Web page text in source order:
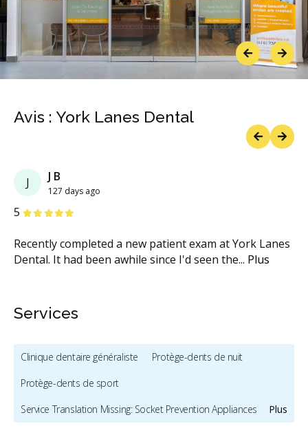
PreviousNext
Avis : York Lanes Dental
J J B
127 days ago
5 étoiles
Recently completed a new patient exam at York Lanes
Dental. It had been awhile since I'd seen the... Plus
étoiles
étoiles
étoiles
étoiles
Services
Plus
Clinique dentaire généraliste
Protège-dents de nuit
Protège-dents de sport
Service Translation Missing: Socket Prevention Appliances